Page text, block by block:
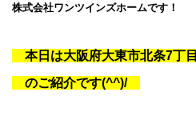
株式会社ワンツインズホームです！
本日は大阪府大東市北条7丁
のご紹介です(^^)/